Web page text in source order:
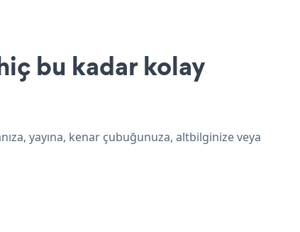
bu kadar kolay
yayına, kenar çubuğunuza, altbilginize veya